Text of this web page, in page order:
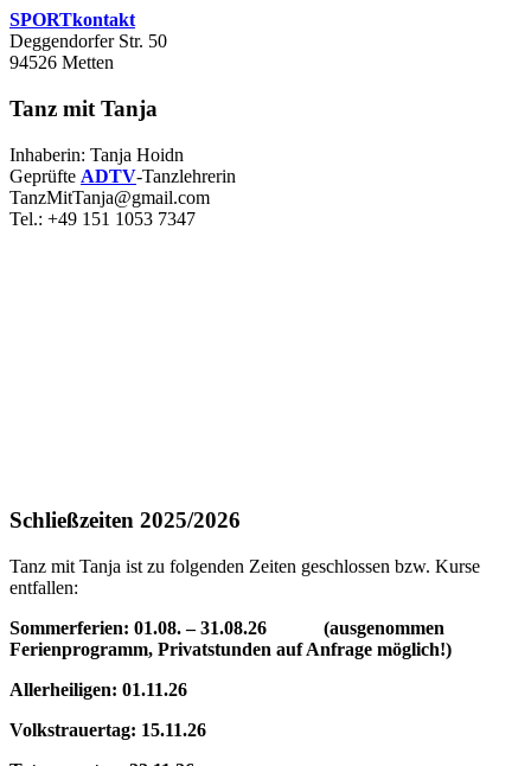
SPORTkontakt
Deggendorfer Str. 50
94526 Metten
Tanz mit Tanja
Inhaberin: Tanja Hoidn
Geprüfte ADTV-Tanzlehrerin
TanzMitTanja@gmail.com
Tel.: +49 151 1053 7347
Schließzeiten 2025/2026
Tanz mit Tanja ist zu folgenden Zeiten geschlossen bzw. Kurse
entfallen:
Sommerferien: 01.08. – 31.08.26 (ausgenommen
Ferienprogramm, Privatstunden auf Anfrage möglich!)
Allerheiligen: 01.11.26
Volkstrauertag: 15.11.26